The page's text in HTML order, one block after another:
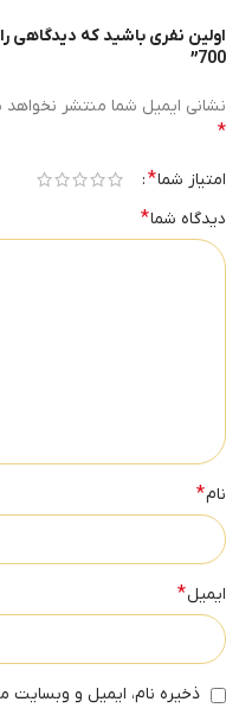
اولین نفری باشید که دیدگاهی
700”
نشانی ایمیل شما منتشر
*
امتیاز شما*
دیدگاه شما*
نام*
ایمیل*
ذخیره نام، ایمیل و وبسایت